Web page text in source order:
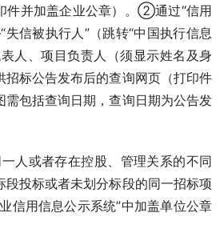
件并加盖企业公章）。②通过“信用
失信被执行人”（跳转“中国执行信息
人、项目负责人（须显示姓名及身
招标公告发布后的查询网页（打印件
需包括查询日期，查询日期为公告发
人或者存在控股、管理关系的不同
段投标或者未划分标段的同一招标项
信用信息公示系统”中加盖单位公章